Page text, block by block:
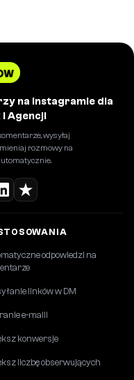
na Instagramie dla
Agencji
wysyłaj
rozmowy na
odpowiedzi na
linków w DM
e-maili
konwersje
liczbę obserwujących